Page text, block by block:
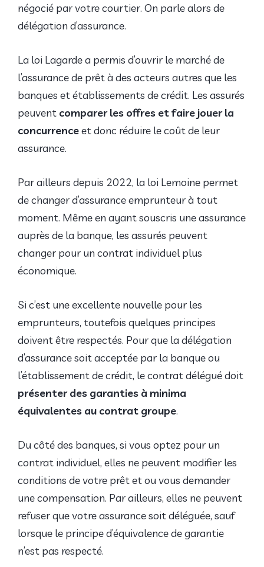
négocié par votre courtier. On parle alors de
délégation d’assurance.
La loi Lagarde a permis d’ouvrir le marché de
l’assurance de prêt à des acteurs autres que les
banques et établissements de crédit. Les assurés
peuvent comparer les offres et faire jouer la
concurrenceet donc réduire le coût de leur
assurance.
Par ailleurs depuis 2022, la loi Lemoine permet
de changer d’assurance emprunteur à tout
moment. Même en ayant souscris une assurance
auprès de la banque, les assurés peuvent
changer pour un contrat individuel plus
économique.
Si c’est une excellente nouvelle pour les
emprunteurs, toutefois quelques principes
doivent être respectés. Pour que la délégation
d’assurance soit acceptée par la banque ou
l’établissement de crédit, le contrat délégué doit
présenter des garanties à minima
équivalentes au contrat groupe.
Du côté des banques, si vous optez pour un
contrat individuel, elles ne peuvent modifier les
conditions de votre prêt et ou vous demander
une compensation. Par ailleurs, elles ne peuvent
refuser que votre assurance soit déléguée, sauf
lorsque le principe d’équivalence de garantie
n’est pas respecté.